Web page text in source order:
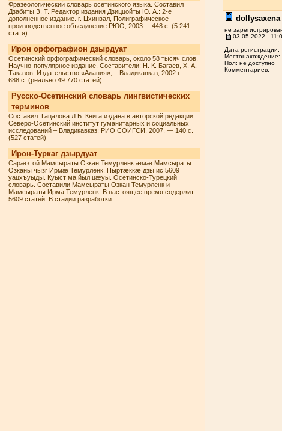
Фразеологический словарь осетинского языка. Составил
Дзабиты З. Т. Редактор издания Дзиццойты Ю. А.: 2-е
дополненное издание. г. Цхинвал, Полиграфическое
производственное объединение РЮО, 2003. – 448 с. (5 241
статя)
Ирон орфографион дзырдуат
Осетинский орфографический словарь, около 58 тысяч слов.
Научно-популярное издание. Составители: Н. К. Багаев, Х. А.
Таказов. Издательство «Алания», – Владикавказ, 2002 г. —
688 с. (реально 49 770 статей)
Русско-Осетинский словарь лингвистических
терминов
Составил: Гацалова Л.Б. Книга издана в авторской редакции.
Северо-Осетинский институт гуманитарных и социальных
исследований – Владикавказ: РИО СОИГСИ, 2007. — 140 с.
(527 статей)
Ирон-Туркаг дзырдуат
Сарæзтой Мамсыраты Озкан Темурленк æмæ Мамсыраты
Озканы чызг Ирмæ Темурленк. Ныртæккæ дзы ис 5609
уацхъуыды. Куыст ма йыл цæуы. Осетинско-Турецкий
словарь. Составили Мамсыраты Озкан Темурленк и
Мамсыраты Ирма Темурленк. В настоящее время содержит
5609 статей. В стадии разработки.
dollysaxena
не
03.05.2022 ,
Дата регистрации:
Местонахождение:
Пол: не доступно
Комментариев: --